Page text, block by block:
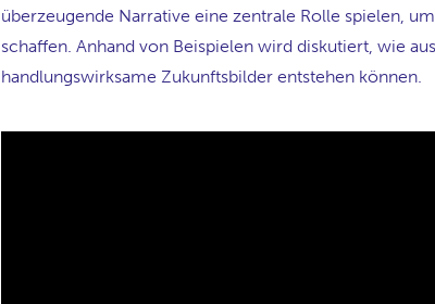
überzeugende Narrative eine zentrale Rolle spielen,
schaffen. Anhand von Beispielen wird diskutiert, wie
handlungswirksame Zukunftsbilder entstehen können.